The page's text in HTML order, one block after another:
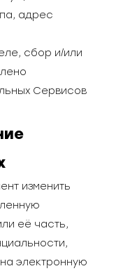
адрес
сбор и/или
Сервисов
изменить
её часть,
электронную